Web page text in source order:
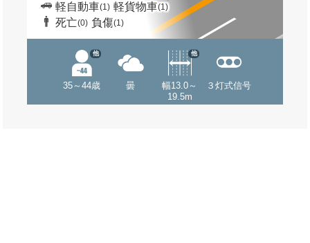
軽自動車(1) 軽貨物車(1)
死亡(0) 負傷(1)
35～44歳
他
曇
幅13.0～
19.5m
他
３灯式信号